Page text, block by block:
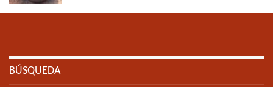
BÚSQUEDA